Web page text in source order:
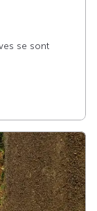
se sont